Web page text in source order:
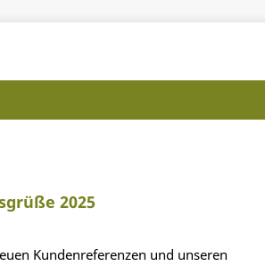
2025
Kundenreferenzen und unseren